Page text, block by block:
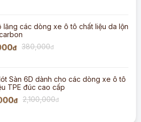
lăng các dòng xe ô tô chất liệu da lộn
đ 380,000đ
Sàn 6D dành cho các dòng xe ô tô
TPE đúc cao cấp
đ 2,100,000đ